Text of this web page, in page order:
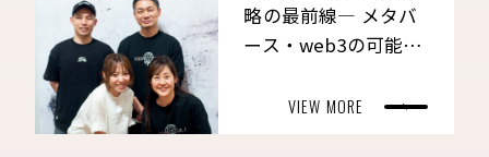
略の最前線― メタバ
ース・web3の可能性
VIEW MORE